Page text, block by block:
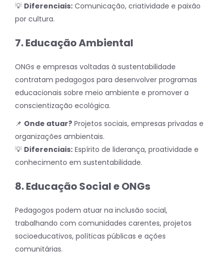
💡 Diferenciais: Comunicação, criatividade e paixão
por cultura.
7. Educação Ambiental
ONGs e empresas voltadas à sustentabilidade
contratam pedagogos para desenvolver programas
educacionais sobre meio ambiente e promover a
conscientização ecológica.
📌 Onde atuar? Projetos sociais, empresas privadas e
organizações ambientais.
💡 Diferenciais: Espírito de liderança, proatividade e
conhecimento em sustentabilidade.
8. Educação Social e ONGs
Pedagogos podem atuar na inclusão social,
trabalhando com comunidades carentes, projetos
socioeducativos, políticas públicas e ações
comunitárias.